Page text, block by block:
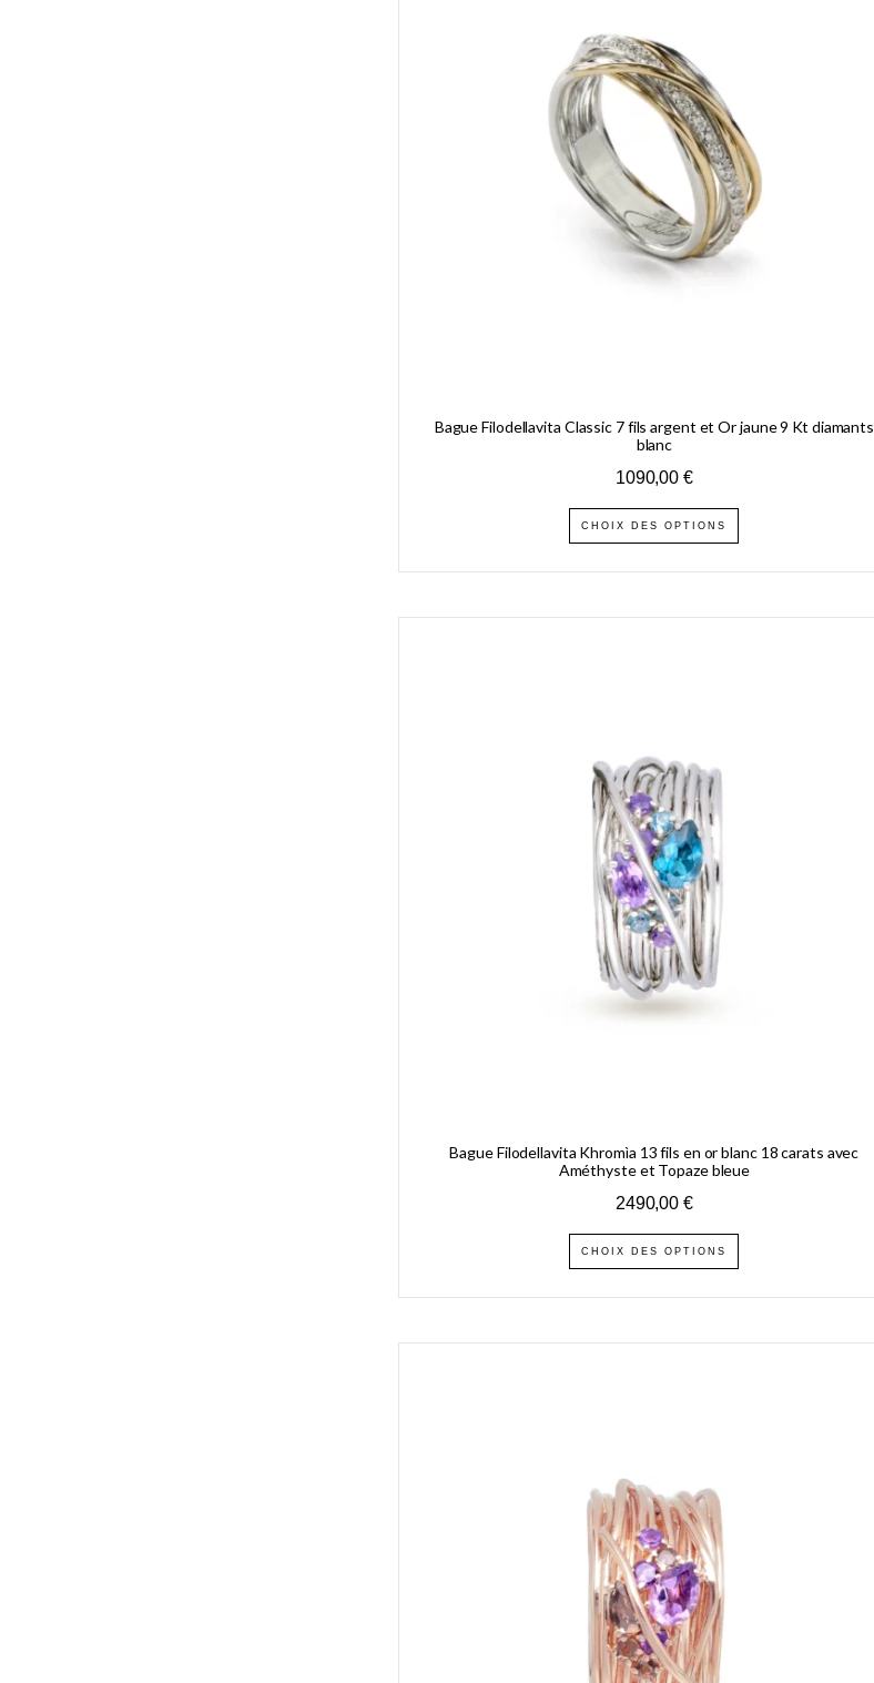
Bague Filodellavita Classic 7 fils argent et Or jaune 9 Kt diamants
blanc
1090,00€
CHOIX DES OPTIONS
Bague Filodellavita Khromìa 13 fils en or blanc 18 carats avec
Améthyste et Topaze bleue
2490,00€
CHOIX DES OPTIONS